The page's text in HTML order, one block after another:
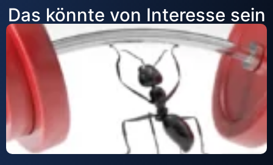
Das könnte von Interesse sein